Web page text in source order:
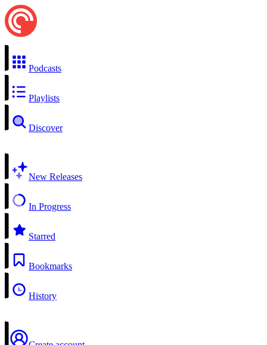
Podcasts
Playlists
Discover
New Releases
In Progress
Starred
Bookmarks
History